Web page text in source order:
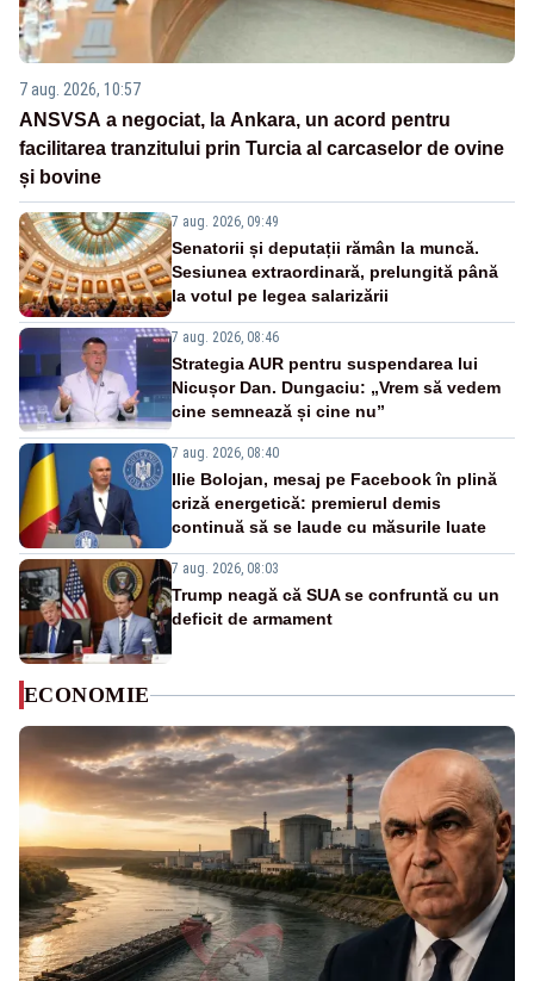
7 aug. 2026, 10:57
ANSVSA a negociat, la Ankara, un acord pentru
facilitarea tranzitului prin Turcia al carcaselor de ovine
și bovine
7 aug. 2026, 09:49
Senatorii și deputații rămân la muncă.
Sesiunea extraordinară, prelungită până
la votul pe legea salarizării
7 aug. 2026, 08:46
Strategia AUR pentru suspendarea lui
Nicușor Dan. Dungaciu: „Vrem să vedem
cine semnează și cine nu”
7 aug. 2026, 08:40
Ilie Bolojan, mesaj pe Facebook în plină
criză energetică: premierul demis
continuă să se laude cu măsurile luate
7 aug. 2026, 08:03
Trump neagă că SUA se confruntă cu un
deficit de armament
ECONOMIE